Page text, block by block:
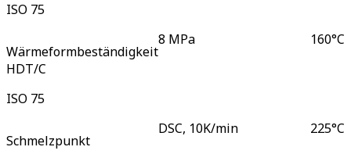
ISO 75
Wärmeformbeständigkeit
HDT/C
ISO 75
8 MPa 160°C
Schmelzpunkt
DSC, 10K/min 225°C